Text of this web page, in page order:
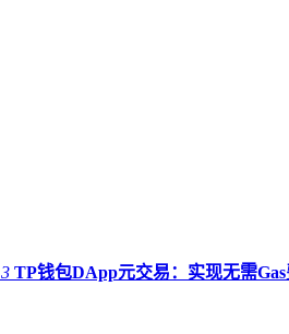
3 TP钱包DApp元交易：实现无需